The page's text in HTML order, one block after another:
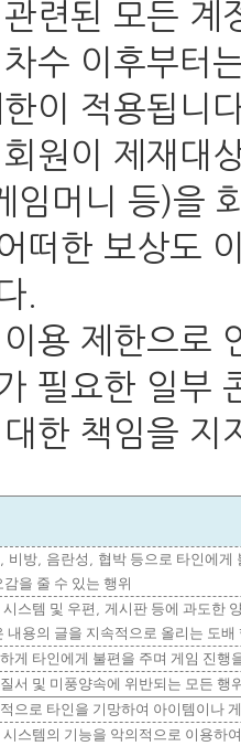
련된 모든 계
수 이후부터
이 적용됩니
원이 제재대
임머니 등)을
떠한 보상도
.
용 제한으로
필요한 일부
한 책임을 지
비방 음란성
협박 등으로 타인에게
감을 줄 수 있는 행위
스템 및 우편
게시판 등에 과도한
내용의 글을 지속적으로 올리는 도배
게 타인에게 불편을 주며 게임 진행
서 및 미풍양속에 위반되는 모든 행
으로 타인을 기망하여 아이템이나
시스템의 기능을 악의적으로 이용하